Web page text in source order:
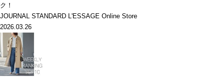
ク！
JOURNAL STANDARD L'ESSAGE Online Store
2026.03.26